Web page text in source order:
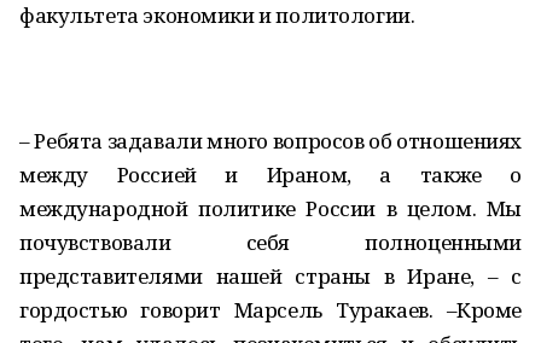
факультета экономики и политологии.
– Ребята задавали много вопросов об отношениях
между Россией и Ираном, а также о
международной политике России в целом. Мы
почувствовали себя полноценными
представителями нашей страны в Иране, – с
гордостью говорит Марсель Туракаев. –Кроме